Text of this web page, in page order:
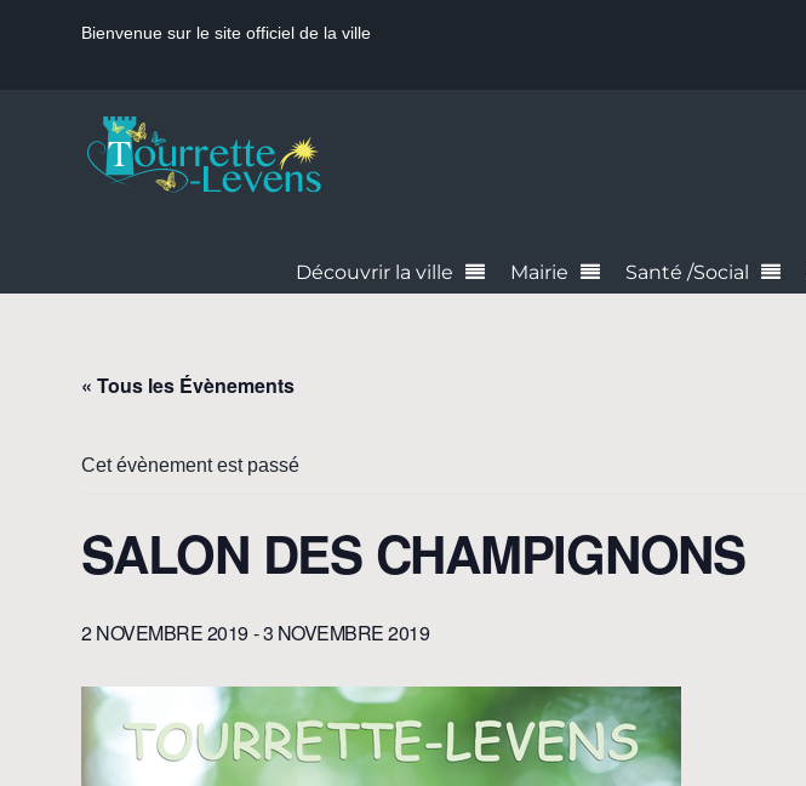
Bienvenue sur le site officiel de la ville
Découvrir la ville Mairie Santé /Social
« Tous les Évènements
Cet évènement est passé
SALON DES CHAMPIGNONS
2 NOVEMBRE 2019 -3 NOVEMBRE 2019